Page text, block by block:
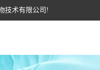
技术有限公司!